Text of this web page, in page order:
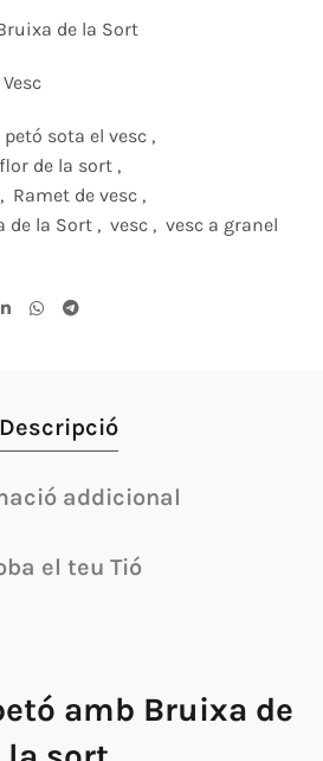
de la Sort
sota el vesc ,
de la sort ,
, Ramet de vesc ,
de la Sort , vesc , vesc a granel
Descripció
addicional
el teu Tió
amb Bruixa de